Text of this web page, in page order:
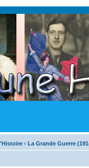
‹ La Grande Guerre